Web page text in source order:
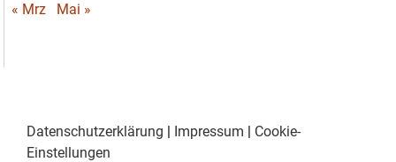
« Mrz
Mai »
Datenschutzerklärung | Impressum | Cookie-
Einstellungen